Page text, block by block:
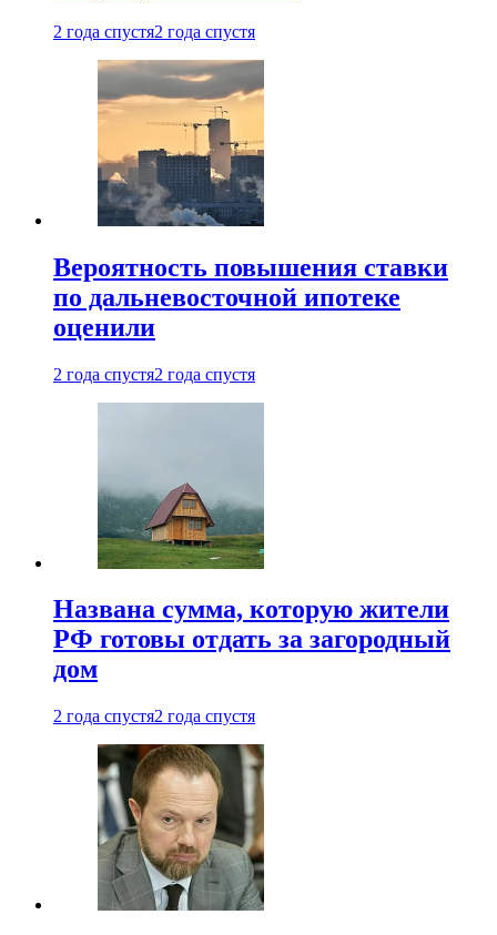
2 года спустя2 года спустя
Вероятность повышения ставки
по дальневосточной ипотеке
оценили
2 года спустя2 года спустя
Названа сумма, которую жители
РФ готовы отдать за загородный
дом
2 года спустя2 года спустя